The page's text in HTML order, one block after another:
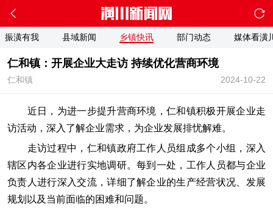
振潢有我 县域新闻 乡镇快讯 部门动态 媒体看潢
仁和镇：开展企业大走访 持续优化营商环境
2024-10-22
仁和镇
近日，为进一步提升营商环境，仁和镇积极开展企业走
访活动，深入了解企业需求，为企业发展排忧解难。
走访过程中，仁和镇政府工作人员组成多个小组，深入
辖区内各企业进行实地调研。每到一处，工作人员都与企业
负责人进行深入交流，详细了解企业的生产经营状况、发展
规划以及当前面临的困难和问题。